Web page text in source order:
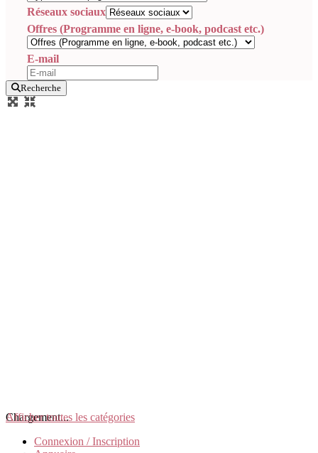
Réseaux sociaux
Offres (Programme en ligne, e-book, podcast etc.)
E-mail
Recherche
Chargement...
Afficher toutes les catégories
Connexion / Inscription